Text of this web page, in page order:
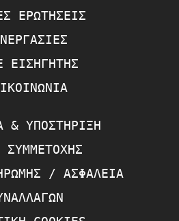
ΕΡΩΤΉΣΕΙΣ
ΕΙΣΗΓΗΤΉΣ
& ΥΠΟΣΤΉΡΙΞΗ
ΣΥΜΜΕΤΟΧΉΣ
/ ΑΣΦΆΛΕΙΑ